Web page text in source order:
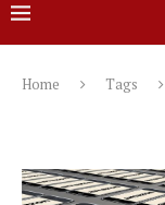
Home Tags